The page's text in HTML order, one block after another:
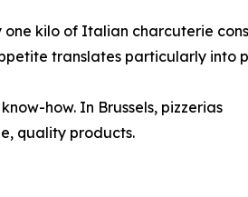
kilo of Italian charcuterie
translates particularly into
how. In Brussels, pizzerias
quality products.